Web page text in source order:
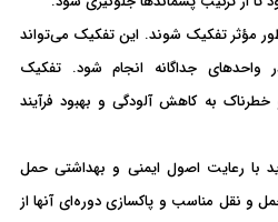
مؤثر تفکیک شوند. این تفکیک می‌تواند
جداگانه انجام شود. تفکیک
خطرناک به کاهش آلودگی و بهبود فرآیند
با رعایت اصول ایمنی و بهداشتی حمل
و نقل مناسب و پاکسازی دوره‌ای آنها از